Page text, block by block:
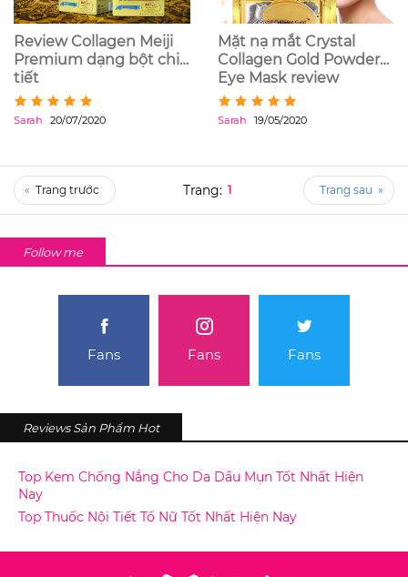
Review Collagen Meiji
Premium dạng bột chi
tiết
Sarah 20/07/2020
Mặt nạ mắt Crystal
Collagen Gold Powder
Eye Mask review
Sarah 19/05/2020
« 1 »
Follow me
Fans Fans Fans
Reviews Sản Phẩm Hot
Top Kem Chống Nắng Cho Da Dầu Mụn Tốt Nhất Hiện
Nay
Top Thuốc Nội Tiết Tố Nữ Tốt Nhất Hiện Nay